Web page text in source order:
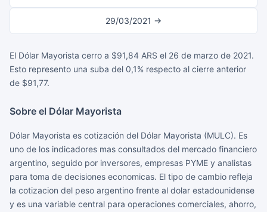
29/03/2021 →
El Dólar Mayorista cerro a $91,84 ARS el 26 de marzo de 2021.
Esto represento una suba del 0,1% respecto al cierre anterior
de $91,77.
Sobre el Dólar Mayorista
Dólar Mayorista es cotización del Dólar Mayorista (MULC). Es
uno de los indicadores mas consultados del mercado financiero
argentino, seguido por inversores, empresas PYME y analistas
para toma de decisiones economicas. El tipo de cambio refleja
la cotizacion del peso argentino frente al dolar estadounidense
y es una variable central para operaciones comerciales, ahorro,